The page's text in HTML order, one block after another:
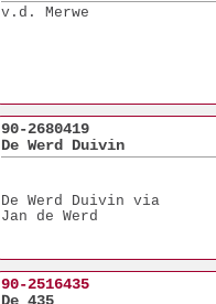
v.d. Merwe
90-2680419
De Werd Duivin
De Werd Duivin via
Jan de Werd
90-2516435